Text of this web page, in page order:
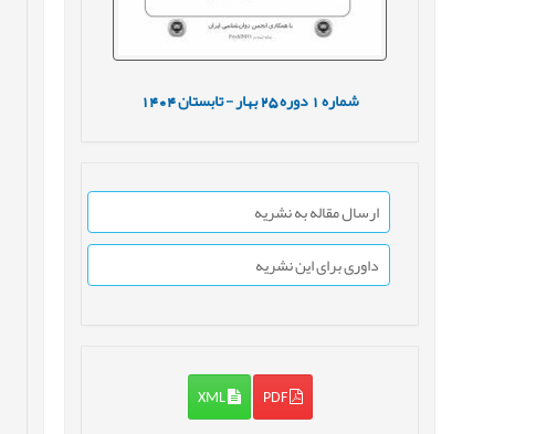
شماره دوره25 بهار - تابستان1404
ارسال مقاله به نشریه
داوری برای این نشریه
PDF
XML